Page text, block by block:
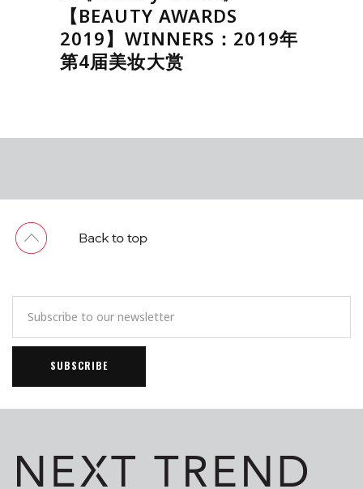
Beauty Beauty Report
《SISTERS姊妹》
&《Beauty Trend》
第4届美妆大赏